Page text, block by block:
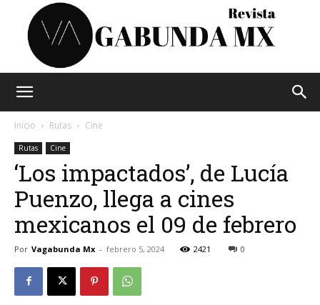
Mx
Inicio Rutas Cine
Rutas Cine
‘Los impactados’, de Lucía
Puenzo, llega a cines
mexicanos el 09 de febrero
Por Vagabunda Mx - febrero 5, 2024 2421 0